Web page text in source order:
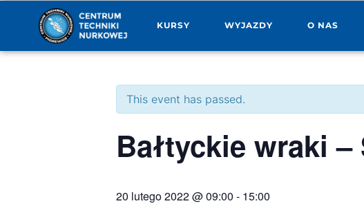
KURSY WYJAZDY O NAS
This event has passed.
Bałtyckie wraki
20 lutego 2022 @ 09:00 - 15:00